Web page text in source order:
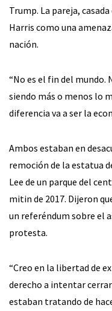
Trump. La pareja,
Harris como una
nación.
“No es el fin del mundo.
siendo más o menos lo
diferencia va a ser la
Ambos estaban en
remoción de la estatua
Lee de un parque del
mitin de 2017. Dijeron
un referéndum sobre el
protesta.
“Creo en la libertad de
derecho a intentar
estaban tratando de